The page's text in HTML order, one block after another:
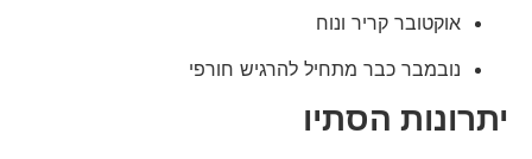
אוקטובר קריר ונוח
נובמבר כבר מתחיל להרגיש חורפי
יתרונות הסתיו